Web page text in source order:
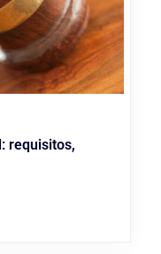
requisitos,